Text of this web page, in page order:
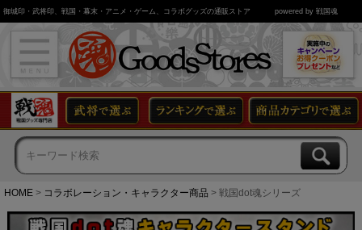
御城印・武将印、戦国・幕末・アニメ・ゲーム、コラボグッズの通販ストア powered by 戦国魂
HOME コラボレーション・キャラクター商品 戦国dot魂シリーズ